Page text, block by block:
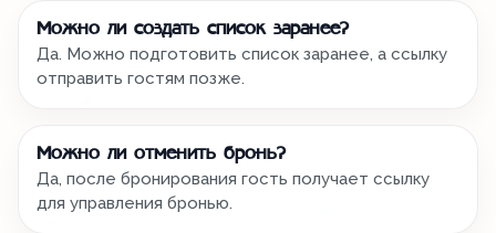
Можно ли создать список заранее?
Да. Можно подготовить список заранее, а ссылку
отправить гостям позже.
Можно ли отменить бронь?
Да, после бронирования гость получает ссылку
для управления бронью.